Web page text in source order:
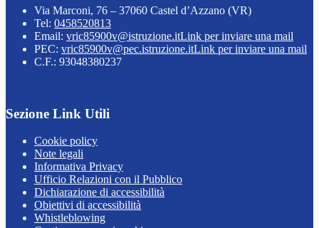
Via Marconi, 76 – 37060 Castel d’Azzano (VR)
Tel: 0458520813
Email: vric85900v@istruzione.itLink per inviare una mail
PEC: vric85900v@pec.istruzione.itLink per inviare una mail
C.F.: 93048380237
Sezione Link Utili
Cookie policy
Note legali
Informativa Privacy
Ufficio Relazioni con il Pubblico
Dichiarazione di accessibilità
Obiettivi di accessibilità
Whistleblowing